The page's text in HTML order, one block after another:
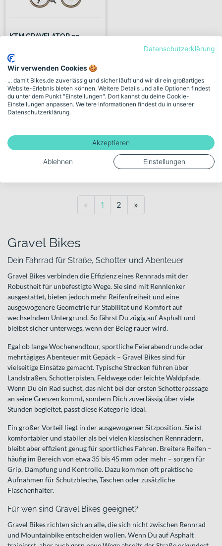
KTM GRAVELATOR 30
899,00€
+ 1 Farbe
Maicher- Der Zweiradexperte GmbH
« Previous
1 2 »
Gravel Bikes
Dein Fahrrad für Straße, Schotter und Abenteuer
Gravel Bikes verbinden die Effizienz eines Rennrads mit der
Robustheit für unbefestigte Wege. Sie sind mit Rennlenker
ausgestattet, bieten jedoch mehr Reifenfreiheit und eine
ausgewogenere Geometrie für Stabilität und Komfort auf
wechselndem Untergrund. So fährst Du zügig auf Asphalt und
bleibst sicher unterwegs, wenn der Belag rauer wird.
Egal ob lange Wochenendtour, sportliche Feierabendrunde oder
mehrtägiges Abenteuer mit Gepäck – Gravel Bikes sind für
vielseitige Einsätze gemacht. Typische Strecken führen über
Landstraßen, Schotterpisten, Feldwege oder leichte Waldpfade.
Wenn Du ein Rad suchst, das nicht bei der ersten Schotterpassage
an seine Grenzen kommt, sondern Dich zuverlässig über viele
Stunden begleitet, passt diese Kategorie ideal.
Ein großer Vorteil liegt in der ausgewogenen Sitzposition. Sie ist
komfortabler und stabiler als bei vielen klassischen Rennrädern,
bleibt aber effizient genug für sportliches Fahren. Breitere Reifen –
häufig im Bereich von etwa 35 bis 45 mm oder mehr – sorgen für
Grip, Dämpfung und Kontrolle. Dazu kommen oft praktische
Aufnahmen für Schutzbleche, Taschen oder zusätzliche
Flaschenhalter.
Für wen sind Gravel Bikes geeignet?
Gravel Bikes richten sich an alle, die sich nicht zwischen Rennrad
und Mountainbike entscheiden wollen. Wenn Du auf Asphalt
Datenschutzerklärung
Wir verwenden Cookies 🍪
... damit Bikes.de zuverlässig und sicher läuft und wir dir ein großartiges
Website-Erlebnis bieten können. Weitere Details und alle Optionen findest
du unter dem Punkt "Einstellungen". Dort kannst du deine Cookie-
Einstellungen anpassen. Weitere Informationen findest du in unserer
Datenschutzerklärung.
Akzeptieren
Ablehnen Einstellungen